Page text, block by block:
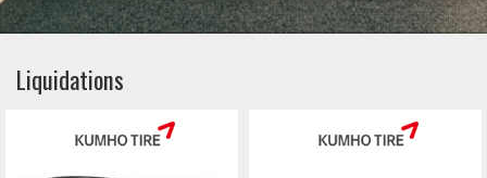
Liquidations